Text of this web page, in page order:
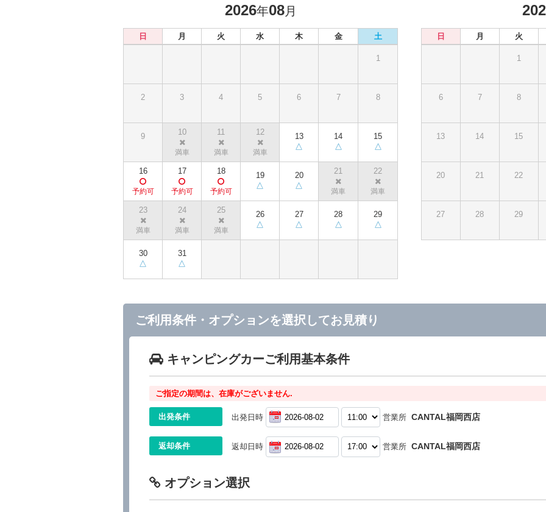
2026年08月
日 月 火 水 木 金 土
1
2 3 4 5 6 7 8
9 10 11 12 13 14 15
16 17 18 19 20 21 22
23 24 25 26 27 28 29
30 31
日 月 火
1
6 7 8
13 14 15
20 21 22
27 28 29
ご利用条件・オプションを選択してお見積り
キャンピングカーご利用基本条件
ご指定の期間は、在庫がございません.
出発条件 出発日時 営業所 CANTAL福岡西店
返却条件 返却日時 営業所 CANTAL福岡西店
オプション選択